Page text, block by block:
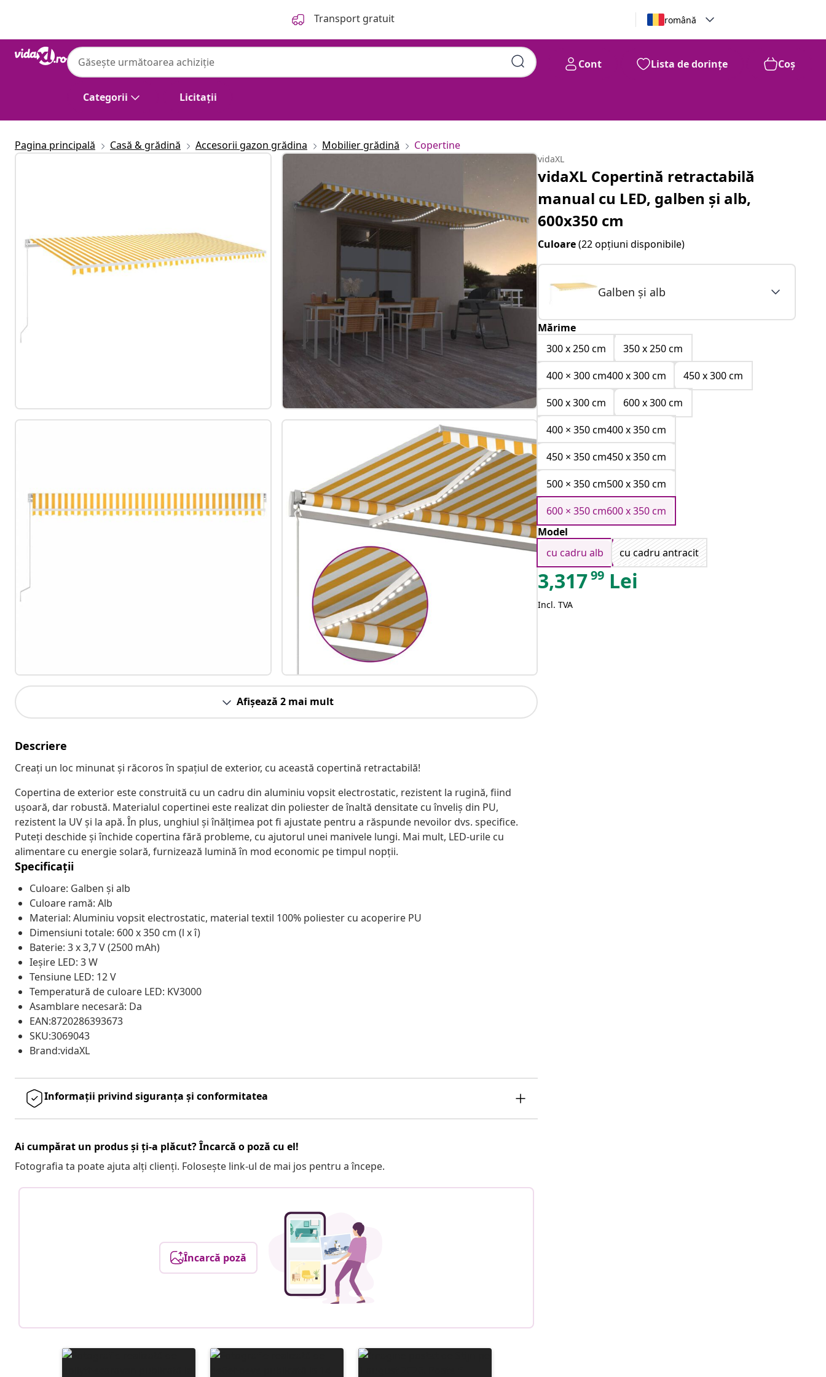
Transport gratuit română
Categorii Licitații
Cont Lista de dorințe Coș
Pagina principală Casă & grădină Accesorii gazon grădina Mobilier grădină Copertine
Afișează 2 mai mult
Descriere
Creați un loc minunat și răcoros în spațiul de exterior, cu această copertină retractabilă!
Copertina de exterior este construită cu un cadru din aluminiu vopsit electrostatic, rezistent la rugină, fiind
ușoară, dar robustă. Materialul copertinei este realizat din poliester de înaltă densitate cu înveliș din PU,
rezistent la UV și la apă. În plus, unghiul și înălțimea pot fi ajustate pentru a răspunde nevoilor dvs. specifice.
Puteți deschide și închide copertina fără probleme, cu ajutorul unei manivele lungi. Mai mult, LED-urile cu
alimentare cu energie solară, furnizează lumină în mod economic pe timpul nopții.
Specificații
Culoare: Galben și alb
Culoare ramă: Alb
Material: Aluminiu vopsit electrostatic, material textil 100% poliester cu acoperire PU
Dimensiuni totale: 600 x 350 cm (l x î)
Baterie: 3 x 3,7 V (2500 mAh)
Ieșire LED: 3 W
Tensiune LED: 12 V
Temperatură de culoare LED: KV3000
Asamblare necesară: Da
EAN:8720286393673
SKU:3069043
Brand:vidaXL
Informații privind siguranța și conformitatea
Ai cumpărat un produs și ți-a plăcut? Încarcă o poză cu el!
Fotografia ta poate ajuta alți clienți. Folosește link-ul de mai jos pentru a începe.
Încarcă poză
vidaXL
vidaXL Copertină retractabilă
manual cu LED, galben și alb,
600x350 cm
Culoare(22 opțiuni disponibile)
Galben și alb
Mărime
300 x 250 cm
350 x 250 cm
400 × 300 cm400 x 300 cm
450 x 300 cm
500 x 300 cm
600 x 300 cm
400 × 350 cm400 x 350 cm
450 × 350 cm450 x 350 cm
500 × 350 cm500 x 350 cm
600 × 350 cm600 x 350 cm
Model
cu cadru alb
cu cadru antracit
3,31799 Lei
Incl. TVA